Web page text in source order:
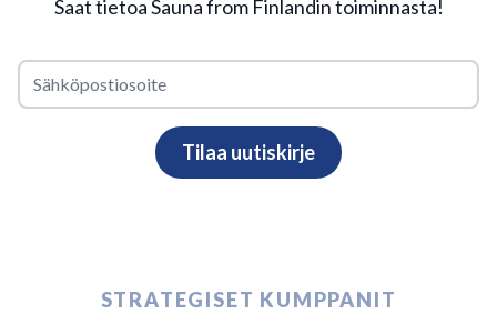
Saat tietoa Sauna from Finlandin toiminnasta!
STRATEGISET KUMPPANIT